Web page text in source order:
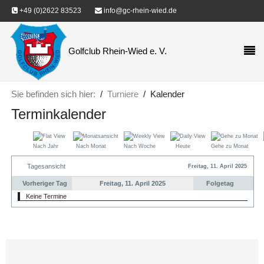
+49 (0)2622 83523 info@gc-rhein-wied.de
Golfclub Rhein-Wied e. V.
Sie befinden sich hier: Turniere Kalender
Terminkalender
Nach Jahr Nach Monat Nach Woche Heute Gehe zu Monat
Tagesansicht Freitag, 11. April 2025
Vorheriger Tag Freitag, 11. April 2025
Folgetag
Keine Termine